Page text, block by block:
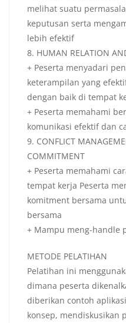
melihat suatu
keputusan serta
lebih efektif
8. HUMAN RELATION
+ Peserta menyadari
keterampilan yang
dengan baik di tempat
+ Peserta memahami
komunikasi efektif dan
9. CONFLICT
COMMITMENT
+ Peserta memahami
tempat kerja Peserta
komitment bersama
bersama
+ Mampu meng-handle
METODE PELATIHAN
Pelatihan ini
dimana peserta
diberikan contoh
konsep, mendiskusikan